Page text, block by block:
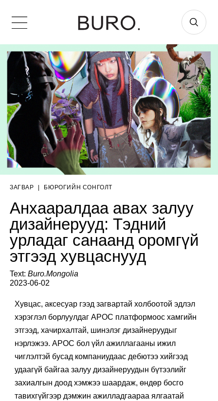
ЗАГВАР БЮРОГИЙН СОНГОЛТ
Анхааралдаа авах залуу
дизайнерууд: Тэдний
урладаг санаанд оромгүй
этгээд хувцаснууд
Text: Buro.Mongolia
2023-06-02
Хувцас, аксесуар гээд загвартай холбоотой эдлэл
хэрэглэл борлуулдаг APOC платформоос хамгийн
этгээд, хачирхалтай, шинэлэг дизайнеруудыг
нэрлэжээ. APOC бол үйл ажиллагааны ижил
чиглэлтэй бусад компаниудаас дебютээ хийгээд
удаагүй байгаа залуу дизайнеруудын бүтээлийг
захиалгын доод хэмжээ шаардаж, өндөр босго
тавихгүйгээр дэмжин ажилладгаараа ялгаатай